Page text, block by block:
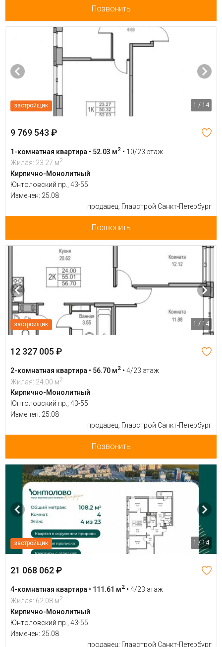
Позвонить
застройщик 1 / 14
9 769 543 ₽
1-комнатная квартира • 52.03 м2 • 10/23 этаж
Жилая: 23.27 м2
Кирпично-Монолитный
Юнтоловский пр., 43-55
Изменен: 25.08
продавец: Главстрой Санкт-Петербург
Позвонить
застройщик 1 / 14
12 327 005 ₽
2-комнатная квартира • 56.70 м2 • 4/23 этаж
Жилая: 24.00 м2
Кирпично-Монолитный
Юнтоловский пр., 43-55
Изменен: 25.08
продавец: Главстрой Санкт-Петербург
Позвонить
застройщик 1 / 14
21 068 062 ₽
4-комнатная квартира • 111.61 м2 • 4/23 этаж
Жилая: 62.08 м2
Кирпично-Монолитный
Юнтоловский пр., 43-55
Изменен: 25.08
продавец: Главстрой Санкт-Петербург